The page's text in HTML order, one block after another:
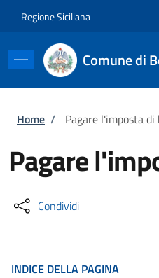
Regione Siciliana
Comune di
Briciole di
Home / Pagare l'imposta di
Pagare
Condividi
INDICE DELLA PAGINA